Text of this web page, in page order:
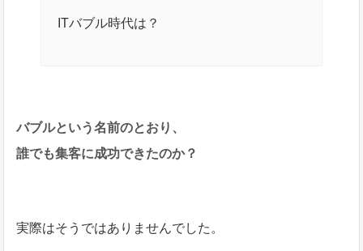
ITバブル時代は？
バブルという名前のとおり、
誰でも集客に成功できたのか？
実際はそうではありませんでした。